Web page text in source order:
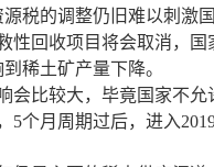
税的调整仍旧难以刺激
回收项目将会取消，国
稀土矿产量下降。
比较大，毕竟国家不允
月周期过后，进入